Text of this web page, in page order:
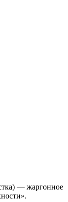
— жаргонное